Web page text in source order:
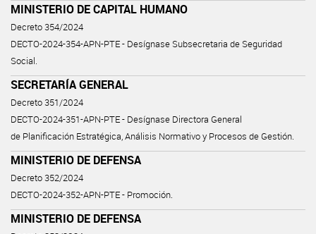
MINISTERIO DE CAPITAL HUMANO
Decreto 354/2024
DECTO-2024-354-APN-PTE - Desígnase Subsecretaria de Seguridad
Social.
SECRETARÍA GENERAL
Decreto 351/2024
DECTO-2024-351-APN-PTE - Desígnase Directora General
de Planificación Estratégica, Análisis Normativo y Procesos de Gestión.
MINISTERIO DE DEFENSA
Decreto 352/2024
DECTO-2024-352-APN-PTE - Promoción.
MINISTERIO DE DEFENSA